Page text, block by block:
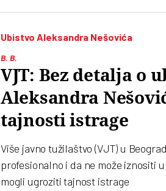
Ubistvo Aleksandra Nešovića
B. B.
VJT: Bez detalja o
Aleksandra
tajnosti istrage
Više javno tužilaštvo (VJT) u
profesionalno i da ne može iznositi
mogli ugroziti tajnost istrage